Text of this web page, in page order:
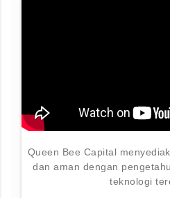
Queen Bee Capital
dan aman dengan
teknologi